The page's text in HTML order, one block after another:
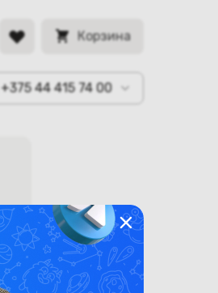
Корзина
+375 44 415 74 00